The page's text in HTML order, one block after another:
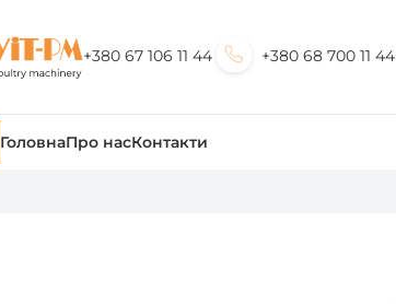
+380 67 106 11 44 +380 68 700 11 44
ГоловнаПро насКонтакти